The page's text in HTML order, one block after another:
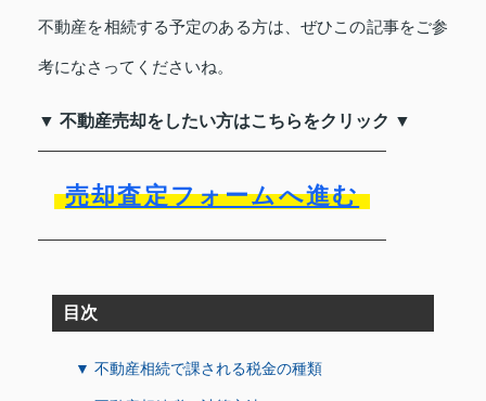
不動産を相続する予定のある方は、ぜひこの記事をご参
考になさってくださいね。
▼ 不動産売却をしたい方はこちらをクリック ▼
売却査定フォームへ進む
目次
▼ 不動産相続で課される税金の種類